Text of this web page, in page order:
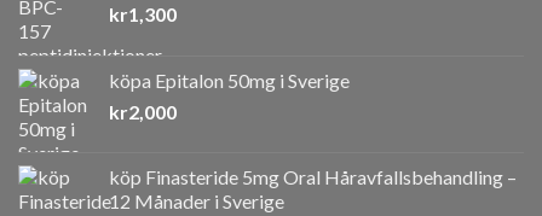
kr1,300
köpa Epitalon 50mg i Sverige
kr2,000
köp Finasteride 5mg Oral Håravfallsbehandling –
12 Månader i Sverige